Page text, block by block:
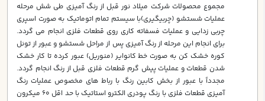
مجموع محصولات شرکت میلاد نور قبل از رنگ آمیزی طی شش مرحله
عملیات شستشو (چربیگیری)با سیستم تمام اتوماتیک به صورت اسپری
چربی زدایی و عملیات فسفاته کاری روی قطعات فلزی انجام می گردد.
برای انجام این مرحله از رنگ آمیزی پس از مراحل شستشو و عبور از تونل
کوره خشک کن به صورت خط کانوایر (منوریل) عبور کرده تا کار خشک
شدن قطعات و عملیات پیش گرم قطعات فلزی قبل از رنگ انجام گردد.
مجدداً با عبور از بخش کابین رنگ با رباط های مخصوص عملیات رنگ
آمیزی قطعات فلزی با رنگ پودری الکترو استاتیک با حد اقل 60 میکرون